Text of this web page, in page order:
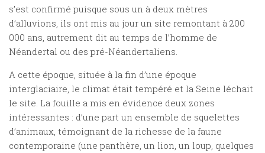
s’est confirmé puisque sous un à deux mètres
d’alluvions, ils ont mis au jour un site remontant à 200
000 ans, autrement dit au temps de l’homme de
Néandertal ou des pré-Néandertaliens.
A cette époque, située à la fin d’une époque
interglaciaire, le climat était tempéré et la Seine léchait
le site. La fouille a mis en évidence deux zones
intéressantes : d’une part un ensemble de squelettes
d’animaux, témoignant de la richesse de la faune
contemporaine (une panthère, un lion, un loup, quelques